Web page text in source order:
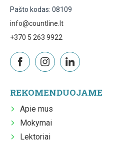
Pašto kodas: 08109
info@countline.lt
+370 5 263 9922
REKOMENDUOJAME
Apie mus
Mokymai
Lektoriai